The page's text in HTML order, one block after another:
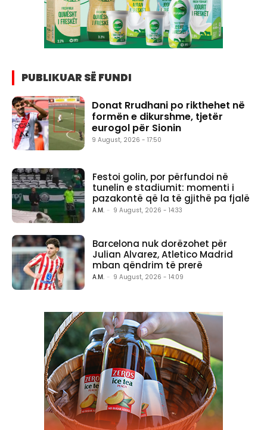
PUBLIKUAR SË FUNDI
Donat Rrudhani po rikthehet në
formën e dikurshme, tjetër
eurogol për Sionin
9 August, 2026 - 17:50
Festoi golin, por përfundoi në
tunelin e stadiumit: momenti i
pazakontë që la të gjithë pa fjalë
A.M. - 9 August, 2026 - 14:33
Barcelona nuk dorëzohet për
Julian Alvarez, Atletico Madrid
mban qëndrim të prerë
A.M. - 9 August, 2026 - 14:09